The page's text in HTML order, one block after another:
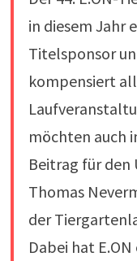
in diesem Jahr
Titelsponsor
kompensiert
möchten auch
Beitrag für den
Thomas
der
Dabei hat